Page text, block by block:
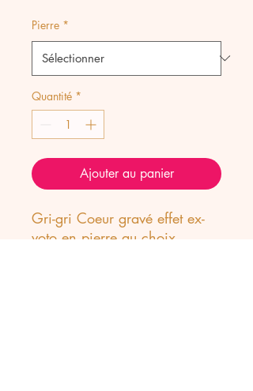
Pierre *
Quantité *
Ajouter au panier
Gri-gri Coeur gravé effet ex-
voto en pierre au choix.